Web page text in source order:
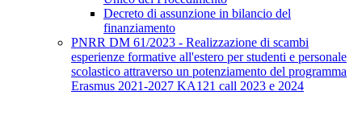
Decreto di assunzione in bilancio del
finanziamento
PNRR DM 61/2023 - Realizzazione di scambi
esperienze formative all'estero per studenti e personale
scolastico attraverso un potenziamento del programma
Erasmus 2021-2027 KA121 call 2023 e 2024